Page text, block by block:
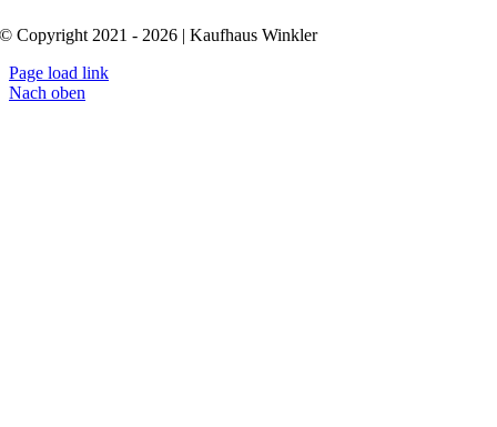
© Copyright 2021 - 2026 | Kaufhaus Winkler
Page load link
Nach oben